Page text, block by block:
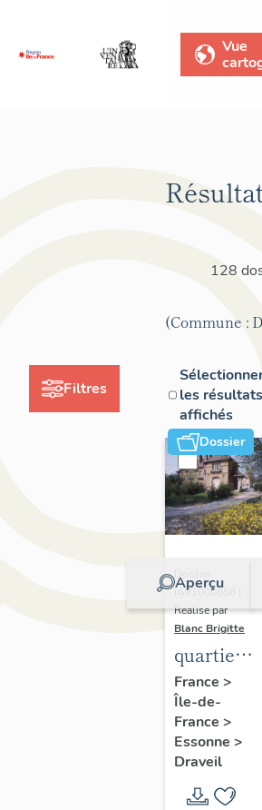
Vue
Filtres
128
(Commune :
les résultats
affichés
Dossier
Aperçu
IA91000858 |
Réalisé par
Blanc Brigitte
quartier
de
France >
Île-de-
France >
Essonne >
Draveil